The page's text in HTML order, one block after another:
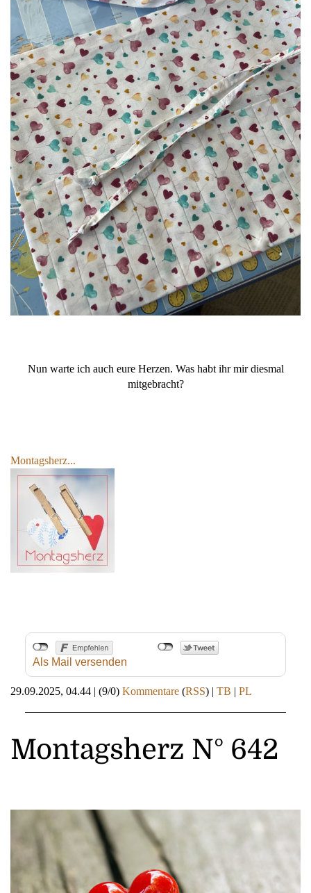
Nun warte ich auch eure Herzen. Was habt ihr mir diesmal
mitgebracht?
Montagsherz...
Als Mail versenden
29.09.2025, 04.44 | (9/0) Kommentare (RSS) | TB | PL
Montagsherz N° 642